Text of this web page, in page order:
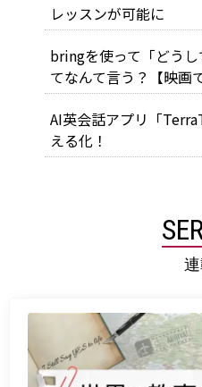
レッスンが可能に
bringを使って「どう
てなんて言う？【映画
AI英会話アプリ「
える化！